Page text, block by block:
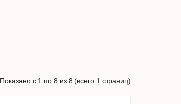
Показано с 1 по 8 из 8 (всего 1 страниц)